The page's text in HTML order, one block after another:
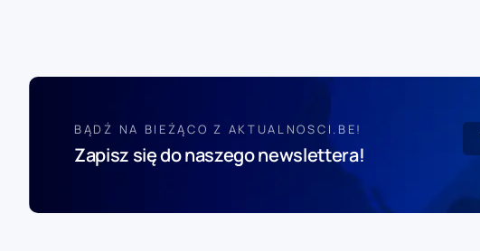
BĄDŹ NA BIEŻĄCO Z AKTUALNOSCI.BE!
Zapisz się do naszego newslettera!